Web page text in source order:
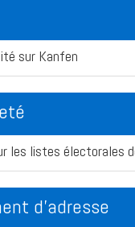
sur Kanfen
les listes électorales
d'adresse